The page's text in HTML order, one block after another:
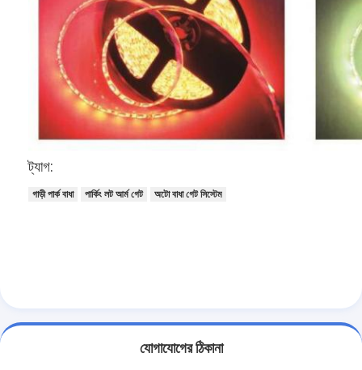
বাড়ি
পণ্য
ভিডিও
ট্যাগ:
গাড়ী পার্ক বাধা পার্কিং লট আর্ম গেট অটো বাধা গেট সিস্টেম
যোগাযোগের ঠিকানা